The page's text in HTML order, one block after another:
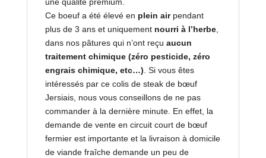
une qualité premium.
Ce boeuf a été élevé en plein airpendant
plus de 3 ans et uniquement nourri à l’herbe,
dans nos pâtures qui n’ont reçu aucun
traitement chimique (zéro pesticide, zéro
engrais chimique, etc…). Si vous êtes
intéressés par ce colis de steak de bœuf
Jersiais, nous vous conseillons de ne pas
commander à la dernière minute. En effet, la
demande de vente en circuit court de bœuf
fermier est importante et la livraison à domicile
de viande fraîche demande un peu de